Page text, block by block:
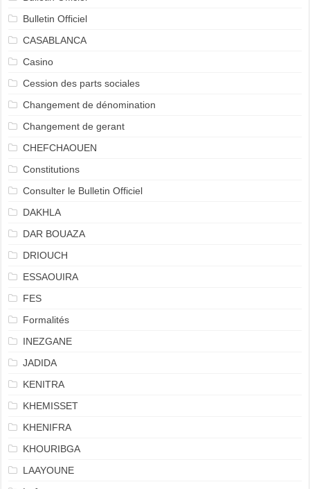
Bulletin Officiel
CASABLANCA
Casino
Cession des parts sociales
Changement de dénomination
Changement de gerant
CHEFCHAOUEN
Constitutions
Consulter le Bulletin Officiel
DAKHLA
DAR BOUAZA
DRIOUCH
ESSAOUIRA
FES
Formalités
INEZGANE
JADIDA
KENITRA
KHEMISSET
KHENIFRA
KHOURIBGA
LAAYOUNE